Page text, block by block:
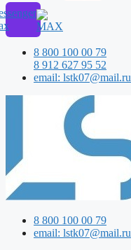
8 800 100 00 79
8 912 627 95 52
email: lstk07@mail.ru
8 800 100 00 79
email: lstk07@mail.ru